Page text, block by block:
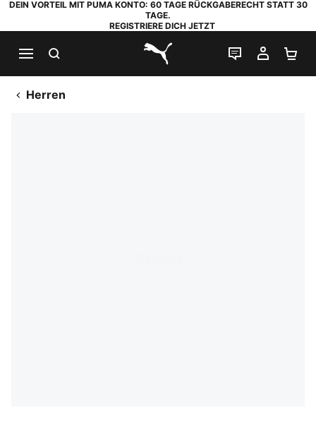
DEIN VORTEIL MIT PUMA KONTO: 60 TAGE RÜCKGABERECHT STATT 30
TAGE.
REGISTRIERE DICH JETZT
PUMA.com
LIVE-CHAT
MEIN
Herren